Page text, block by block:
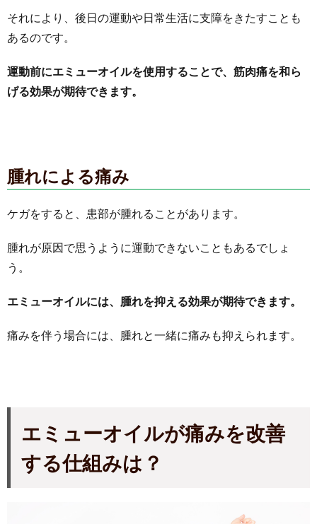
それにより、後日の運動や日常生活に支障をきたすことも
あるのです。
運動前にエミューオイルを使用することで、筋肉痛を和ら
げる効果が期待できます。
腫れによる痛み
ケガをすると、患部が腫れることがあります。
腫れが原因で思うように運動できないこともあるでしょ
う。
エミューオイルには、腫れを抑える効果が期待できます。
痛みを伴う場合には、腫れと一緒に痛みも抑えられます。
エミューオイルが痛みを改善
する仕組みは？